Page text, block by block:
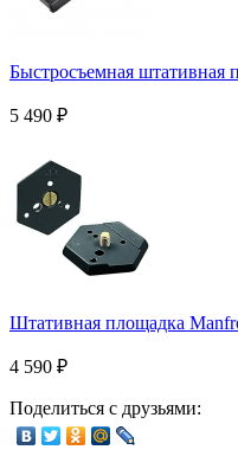
Быстросъемная штативная
5 490 ₽
Штативная площадка
4 590 ₽
Поделиться с друзьями: